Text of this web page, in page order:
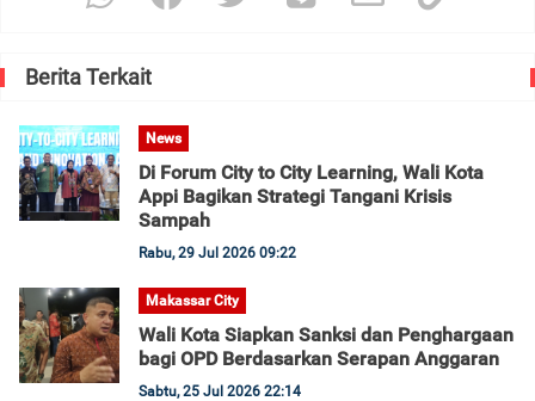
Berita Terkait
News
Di Forum City to City Learning, Wali Kota
Appi Bagikan Strategi Tangani Krisis
Sampah
Rabu, 29 Jul 2026 09:22
Makassar City
Wali Kota Siapkan Sanksi dan Penghargaan
bagi OPD Berdasarkan Serapan Anggaran
Sabtu, 25 Jul 2026 22:14